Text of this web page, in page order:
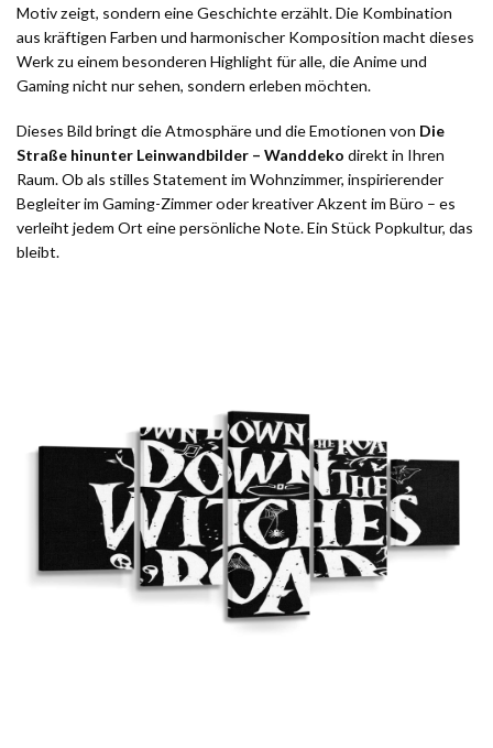
Motiv zeigt, sondern eine Geschichte erzählt. Die Kombination
aus kräftigen Farben und harmonischer Komposition macht dieses
Werk zu einem besonderen Highlight für alle, die Anime und
Gaming nicht nur sehen, sondern erleben möchten.
Dieses Bild bringt die Atmosphäre und die Emotionen von Die
Straße hinunter Leinwandbilder – Wanddeko direkt in Ihren
Raum. Ob als stilles Statement im Wohnzimmer, inspirierender
Begleiter im Gaming-Zimmer oder kreativer Akzent im Büro – es
verleiht jedem Ort eine persönliche Note. Ein Stück Popkultur, das
bleibt.